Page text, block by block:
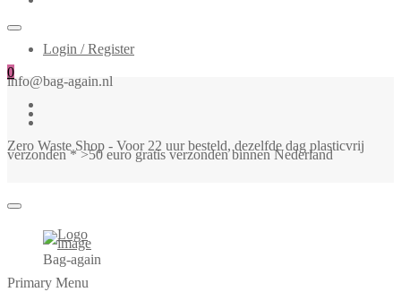
Login / Register
0
info@bag-again.nl
Zero Waste Shop - Voor 22 uur besteld, dezelfde dag plasticvrij
verzonden * >50 euro gratis verzonden binnen Nederland
Bag-again
Primary Menu